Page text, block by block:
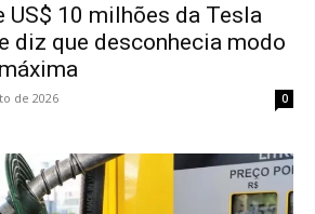
US$ 10 milhões da Tesla
diz que desconhecia modo
de 2026 0